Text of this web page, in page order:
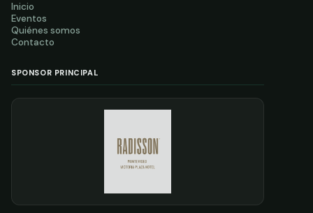
Inicio
Eventos
Quiénes somos
Contacto
SPONSOR PRINCIPAL